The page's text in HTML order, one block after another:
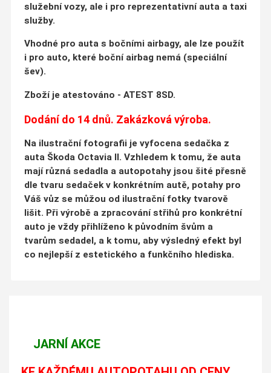
služební vozy, ale i pro reprezentativní auta a taxi
služby.
Vhodné pro auta s bočními airbagy, ale lze použít
i pro auto, které boční airbag nemá (speciální
šev).
Zboží je atestováno - ATEST 8SD.
Dodání do 14 dnů. Zakázková výroba.
Na ilustrační fotografii je vyfocena sedačka z
auta Škoda Octavia II. Vzhledem k tomu, že auta
mají různá sedadla a autopotahy jsou šité přesně
dle tvaru sedaček v konkrétním autě, potahy pro
Váš vůz se můžou od ilustrační fotky tvarově
lišit. Při výrobě a zpracování střihů pro konkrétní
auto je vždy přihlíženo k původním švům a
tvarům sedadel, a k tomu, aby výsledný efekt byl
co nejlepší z estetického a funkčního hlediska.
JARNÍ AKCE